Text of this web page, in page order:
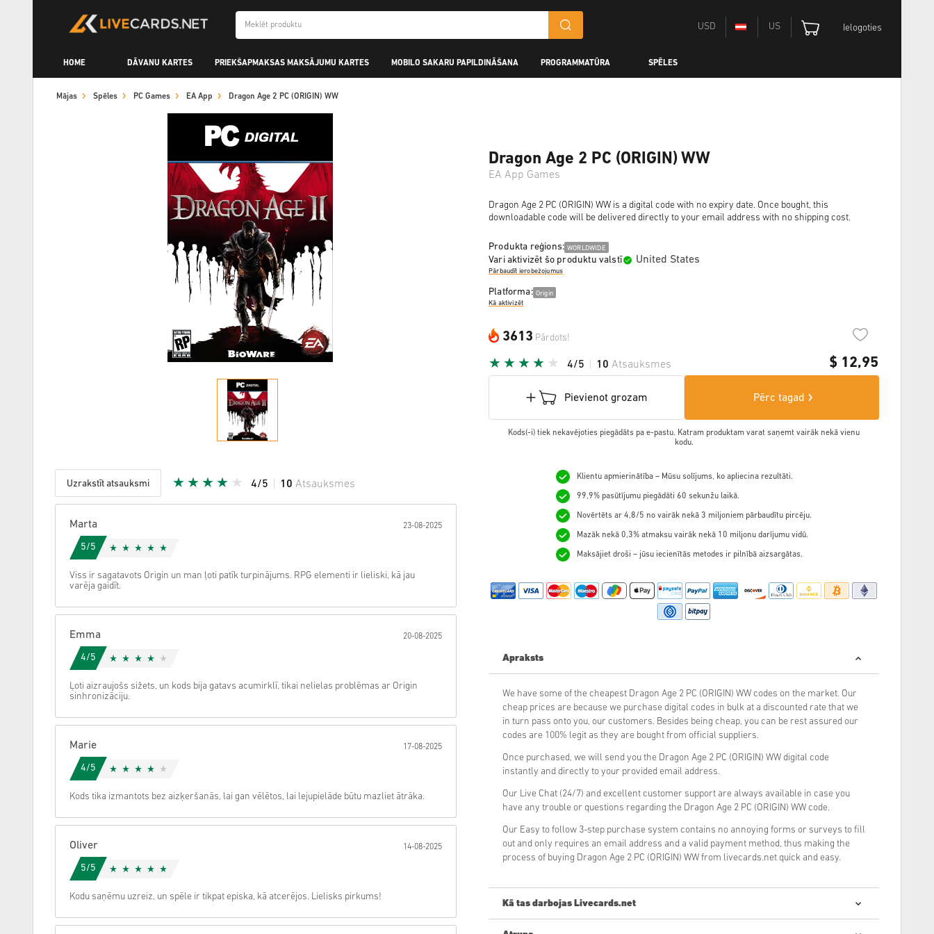
USD US Ielogoties
HOME DĀVANU KARTES PRIEKŠAPMAKSAS MAKSĀJUMU KARTES MOBILO SAKARU PAPILDINĀŠANA PROGRAMMATŪRA SPĒLES
Mājas Spēles PC Games EA App Dragon Age 2 PC (ORIGIN) WW
Uzrakstīt atsauksmi 4/5 10 Atsauksmes
Atcelt
Marta 23-08-2025
5/5
Viss ir sagatavots Origin un man ļoti patīk turpinājums. RPG elementi ir lieliski, kā jau
varēja gaidīt.
Emma 20-08-2025
4/5
Ļoti aizraujošs sižets, un kods bija gatavs acumirklī, tikai nelielas problēmas ar Origin
sinhronizāciju.
Marie 17-08-2025
4/5
Kods tika izmantots bez aizķeršanās, lai gan vēlētos, lai lejupielāde būtu mazliet ātrāka.
Oliver 14-08-2025
5/5
Kodu saņēmu uzreiz, un spēle ir tikpat episka, kā atcerējos. Lielisks pirkums!
Dragon Age 2 PC (ORIGIN) WW
EA App Games
Dragon Age 2 PC (ORIGIN) WW is a digital code with no expiry date. Once bought, this
downloadable code will be delivered directly to your email address with no shipping cost.
Produkta reģions: WORLDWIDE
Vari aktivizēt šo produktu valstī United States
Pārbaudīt ierobežojumus
Platforma: Origin
Kā aktivizēt
3613 Pārdots!
$ 12,95
4/5 10 Atsauksmes
Pievienot grozam Pērc tagad
Kods(-i) tiek nekavējoties piegādāts pa e-pastu. Katram produktam varat saņemt vairāk nekā vienu
kodu.
Klientu apmierinātība – Mūsu solījums, ko apliecina rezultāti.
99,9% pasūtījumu piegādāti 60 sekunžu laikā.
Novērtēts ar 4,8/5 no vairāk nekā 3 miljoniem pārbaudītu pircēju.
Mazāk nekā 0,3% atmaksu vairāk nekā 10 miljonu darījumu vidū.
Maksājiet droši – jūsu iecienītās metodes ir pilnībā aizsargātas.
Apraksts
We have some of the cheapest Dragon Age 2 PC (ORIGIN) WW codes on the market. Our
cheap prices are because we purchase digital codes in bulk at a discounted rate that we
in turn pass onto you, our customers. Besides being cheap, you can be rest assured our
codes are 100% legit as they are bought from official suppliers.
Once purchased, we will send you the Dragon Age 2 PC (ORIGIN) WW digital code
instantly and directly to your provided email address.
Our Live Chat (24/7) and excellent customer support are always available in case you
have any trouble or questions regarding the Dragon Age 2 PC (ORIGIN) WW code.
Our Easy to follow 3-step purchase system contains no annoying forms or surveys to fill
out and only requires an email address and a valid payment method, thus making the
process of buying Dragon Age 2 PC (ORIGIN) WW from livecards.net quick and easy.
Kā tas darbojas Livecards.net